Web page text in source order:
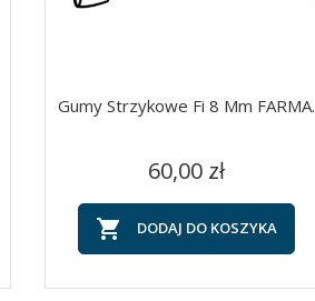
Szybki podgląd
Gumy Strzykowe Fi 8 Mm FARMA.
Cena
60,00 zł
 DODAJ DO KOSZYKA